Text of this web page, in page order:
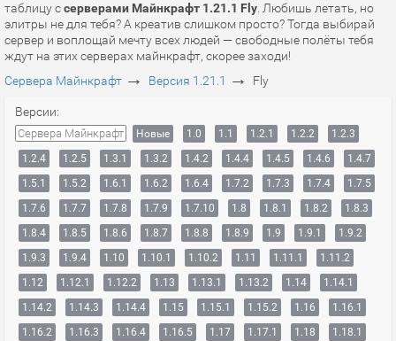
таблицу ссерверами Майнкрафт 1.21.1 Fly . Любишь летать, но
элитры не для тебя? А креатив слишком просто? Тогда выбирай
сервер и воплощай мечту всех людей — свободные полёты тебя
ждут на этих серверах майнкрафт, скорее заходи!
Сервера Майнкрафт → Версия 1.21.1 → Fly
Версии:
Сервера Майнкрафт Новые 1.0 1.1 1.2.1 1.2.2
1.2.3
1.2.4
1.2.5 1.3.1 1.3.2 1.4.2 1.4.4 1.4.5 1.4.6
1.4.7
1.5.1
1.5.2 1.6.1 1.6.2 1.6.4 1.7.2 1.7.3 1.7.4
1.7.5
1.7.6
1.7.7 1.7.8 1.7.9 1.7.10 1.8 1.8.1 1.8.2
1.8.3
1.8.4
1.8.5 1.8.6 1.8.7 1.8.8 1.8.9 1.9 1.9.1
1.9.2
1.9.3
1.9.4 1.10 1.10.1 1.10.2 1.11 1.11.1
1.11.2
1.12
1.12.1 1.12.2 1.13 1.13.1 1.13.2 1.14
1.14.1
1.14.2
1.14.3 1.14.4 1.15 1.15.1 1.15.2 1.16
1.16.1
1.16.2
1.16.3 1.16.4 1.16.5 1.17 1.17.1 1.18
1.18.1